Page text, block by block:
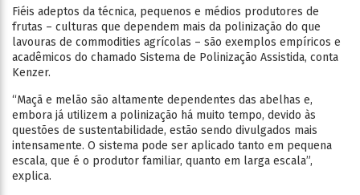
Fiéis adeptos da técnica, pequenos e médios produtores de
frutas – culturas que dependem mais da polinização do que
lavouras de commodities agrícolas – são exemplos empíricos e
acadêmicos do chamado Sistema de Polinização Assistida, conta
Kenzer.
“Maçã e melão são altamente dependentes das abelhas e,
embora já utilizem a polinização há muito tempo, devido às
questões de sustentabilidade, estão sendo divulgados mais
intensamente. O sistema pode ser aplicado tanto em pequena
escala, que é o produtor familiar, quanto em larga escala”,
explica.